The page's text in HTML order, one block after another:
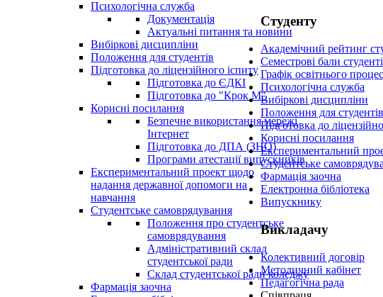
Психологічна служба
Документація
Актуальні питання та новини
Вибіркові дисципліни
Положення для студентів
Підготовка до ліцензійного іспиту
Підготовка до ЄДКІ
Підготовка до "Крок М"
Корисні посилання
Безпечне використання мережі
Інтернет
Підготовка до ДПА (ЗНО)
Програми атестації випускників
Експериментальний проект щодо
надання державної допомоги на
навчання
Студентське самоврядування
Положення про студентське
самоврядування
Адміністративний склад
студентської ради
Склад студентської ради коледжу
Фармація заочна
Студенту
Академічний рейтинг
Семестрові бали
Графік освітнього
Психологічна служба
Вибіркові дисципліни
Положення для студентів
Підготовка до
Корисні посилання
Експериментальний
Студентське
Фармація заочна
Електронна бібліотека
Випускнику
Викладачу
Колективний договір
Методичний кабінет
Педагогічна рада